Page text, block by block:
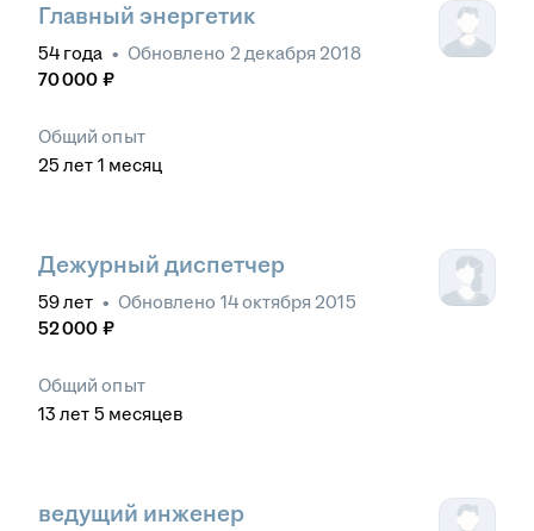
Главный энергетик
54 года • Обновлено 2 декабря 2018
70 000 ₽
Общий опыт
25 лет 1 месяц
Дежурный диспетчер
59лет • Обновлено 14 октября 2015
52 000 ₽
Общий опыт
13 лет 5 месяцев
ведущий инженер